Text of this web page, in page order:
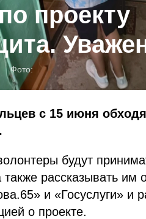
проекту
Фото:
с 15 июня
будут
рассказывать им
и «Госуслуги» и
о проекте.